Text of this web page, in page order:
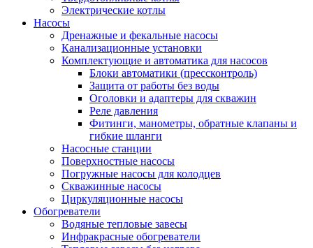
Электрические котлы
Насосы
Дренажные и фекальные насосы
Канализационные установки
Комплектующие и автоматика для насосов
Блоки автоматики (прессконтроль)
Защита от работы без воды
Оголовки и адаптеры для скважин
Реле давления
Фитинги, манометры, обратные клапаны и
гибкие шланги
Насосные станции
Поверхностные насосы
Погружные насосы для колодцев
Скважинные насосы
Циркуляционные насосы
Обогреватели
Водяные тепловые завесы
Инфракрасные обогреватели